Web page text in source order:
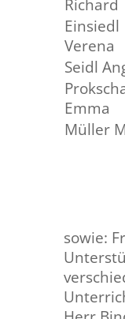
Richard
Einsiedl
Verena
Seidl
Emma
Müller
sowie: